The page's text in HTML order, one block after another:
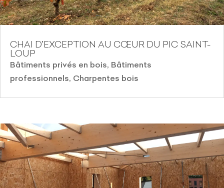
CHAI D’EXCEPTION AU CŒUR DU PIC SAINT-
LOUP
Bâtiments privés en bois, Bâtiments
professionnels, Charpentes bois